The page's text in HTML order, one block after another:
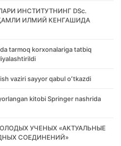
ИНСТИТУТНИНГ DSc.
ИЛМИЙ КЕНГАШИДА
tarmoq korxonalariga tatbiq
vaziri sayyor qabul oʻtkazdi
kitobi Springer nashrida
УЧЕНЫХ «АКТУАЛЬНЫЕ
СОЕДИНЕНИЙ»